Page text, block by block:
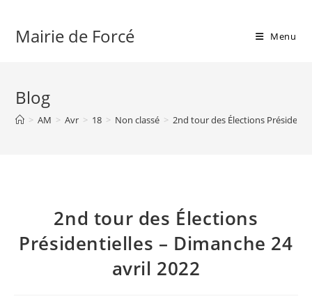
contentMairie de Forcé Menu
Blog
> AM > Avr > 18 > Non classé > 2nd tour des Élections
2nd tour des Élections
Présidentielles – Dimanche 24
avril 2022